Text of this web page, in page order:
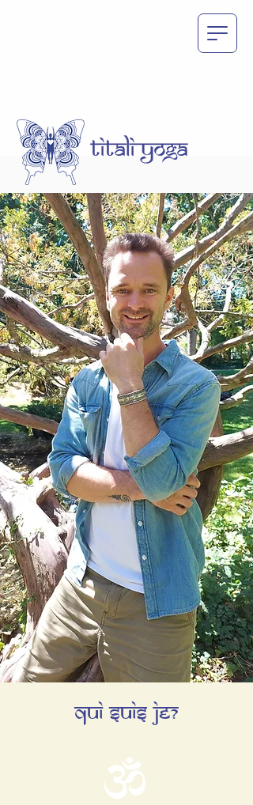
qui suis je?